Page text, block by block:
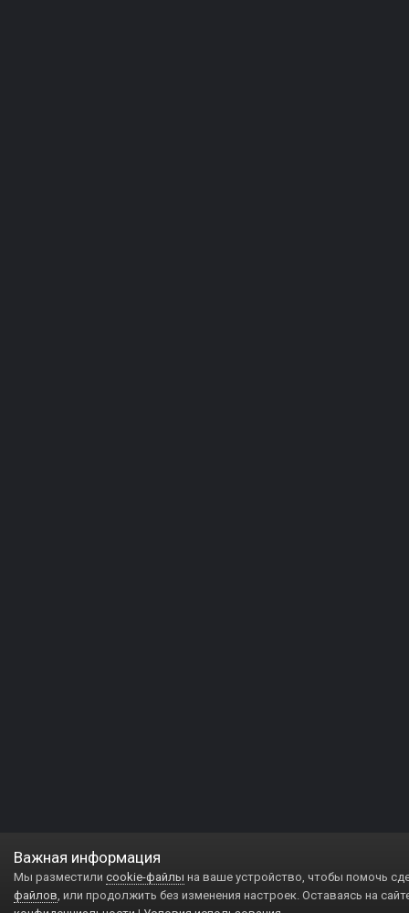
Важная информация
Мы разместили cookie-файлы на ваше устройство, чтобы помочь
файлов, или продолжить без изменения настроек. Оставаясь на